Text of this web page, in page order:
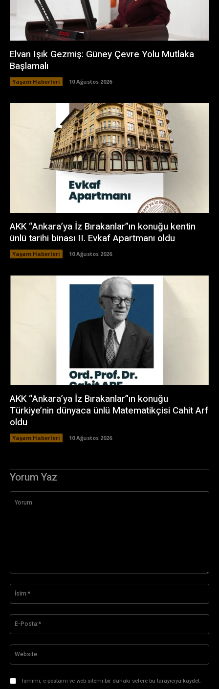
Elvan Işık Gezmiş: Güney Çevre Yolu Mutlaka
Başlamalı
Yaşam Haberleri 10 Ağustos 2026
AKK “Ankara’ya İz Bırakanlar”ın konuğu kentin
ünlü tarihi binası II. Evkaf Apartmanı oldu
Yaşam Haberleri 10 Ağustos 2026
AKK “Ankara’ya İz Bırakanlar”ın konuğu
Türkiye’nin dünyaca ünlü Matematikçisi Cahit Arf
oldu
Yaşam Haberleri 10 Ağustos 2026
Yorum Yaz
Ismimi, e-postamı ve web sitemi bir dahaki sefere bu tarayıcıya kaydet.